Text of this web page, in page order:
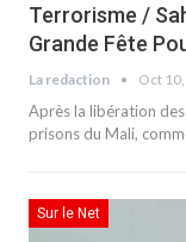
Terrorisme /
Grande Fête
La redaction Oct
Après la libération
prisons du Mali,
Sur le Net